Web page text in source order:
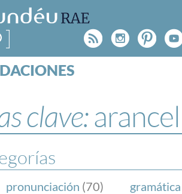
Rss
BLOG
clave:arancel
pronunciación (70) gramática